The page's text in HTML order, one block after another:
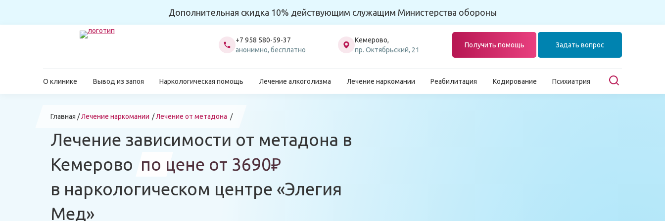
Дополнительная скидка 10% действующим служащим Министерства обороны
+7 958 580-59-37
анонимно, бесплатно
Кемерово,
пр. Октябрьский, 21
Получить помощь Задать вопрос
О клинике Вывод из запоя Наркологическая помощь Лечение алкоголизма Лечение наркомании Реабилитация Кодирование Психиатрия
Главная Лечение наркомании Лечение от метадона
Лечение зависимости от метадона в
Кемерово по цене от 3690₽
в наркологическом центре «Элегия
Мед»